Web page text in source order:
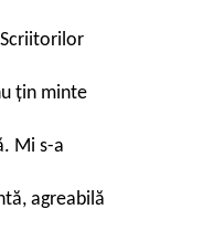
țin minte
Mi s-a
agreabilă